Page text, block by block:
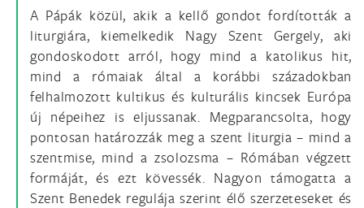
A Pápák közül, akik a kellő gondot fordították a
liturgiára, kiemelkedik Nagy Szent Gergely, aki
gondoskodott arról, hogy mind a katolikus hit,
mind a rómaiak által a korábbi századokban
felhalmozott kultikus és kulturális kincsek Európa
új népeihez is eljussanak. Megparancsolta, hogy
pontosan határozzák meg a szent liturgia – mind a
szentmise, mind a zsolozsma – Rómában végzett
formáját, és ezt kövessék. Nagyon támogatta a
Szent Benedek regulája szerint élő szerzeteseket és